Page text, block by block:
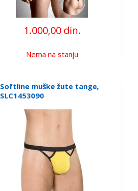
1.000,00 din.
Nema na stanju
Softline muške žute tange,
SLC1453090